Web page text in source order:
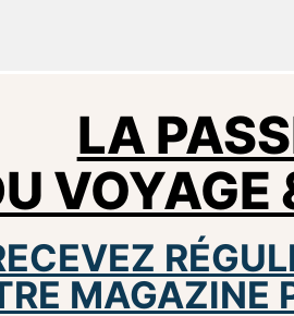
LA
VOYAGE
MAGAZINE